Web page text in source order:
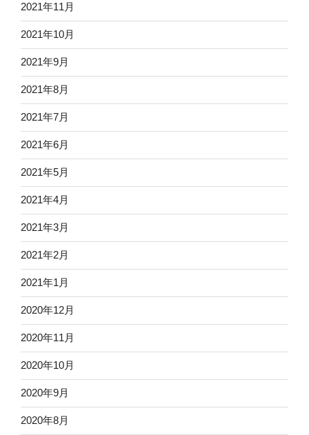
2021年11月
2021年10月
2021年9月
2021年8月
2021年7月
2021年6月
2021年5月
2021年4月
2021年3月
2021年2月
2021年1月
2020年12月
2020年11月
2020年10月
2020年9月
2020年8月